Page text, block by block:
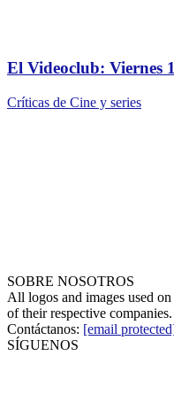
El Videoclub: Viernes
Críticas de Cine y series
SOBRE NOSOTROS
All logos and images used
of their respective
Contáctanos: [email
SÍGUENOS